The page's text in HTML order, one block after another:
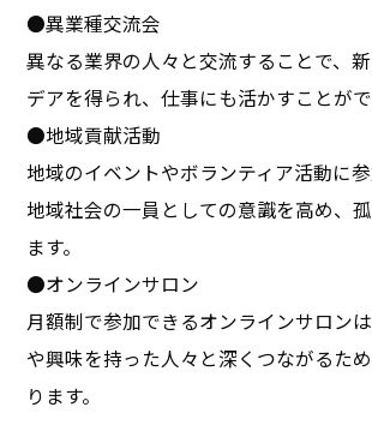
●異業種交流会
異なる業界の人々と交流することで、
デアを得られ、仕事にも活かすことがで
●地域貢献活動
地域のイベントやボランティア活動に参
地域社会の一員としての意識を高め、
ます。
●オンラインサロン
月額制で参加できるオンラインサロン
や興味を持った人々と深くつながるた
ります。